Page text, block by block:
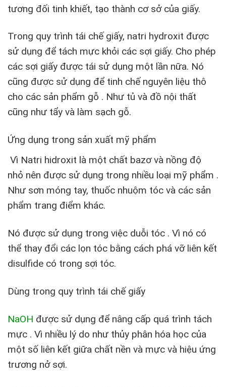
tương đối tinh khiết, tạo thành cơ sở của giấy.
Trong quy trình tái chế giấy, natri hydroxit được
sử dụng để tách mực khỏi các sợi giấy. Cho phép
các sợi giấy được tái sử dụng một lần nữa. Nó
cũng được sử dụng để tinh chế nguyên liệu thô
cho các sản phẩm gỗ . Như tủ và đồ nội thất
cũng như tẩy và làm sạch gỗ.
Ứng dụng trong sản xuất mỹ phẩm
Vì Natri hidroxit là một chất bazơ và nồng độ
nhỏ nên được sử dụng trong nhiều loại mỹ phẩm .
Như sơn móng tay, thuốc nhuộm tóc và các sản
phẩm trang điểm khác.
Nó được sử dụng trong việc duỗi tóc . Vì nó có
thể thay đổi các lọn tóc bằng cách phá vỡ liên kết
disulfide có trong sợi tóc.
Dùng trong quy trình tái chế giấy
NaOH được sử dụng để nâng cấp quá trình tách
mực . Vì nhiều lý do như thủy phân hóa học của
một số liên kết giữa chất nền và mực và hiệu ứng
trương nở sợi.